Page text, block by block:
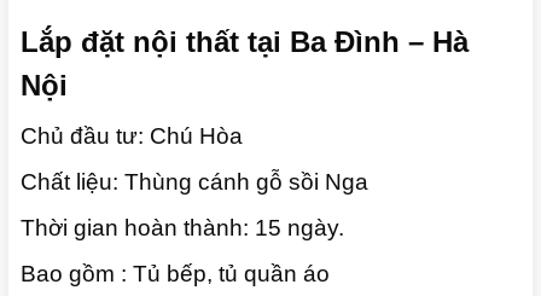
Lắp đặt nội thất tại Ba Đình – Hà
Nội
Chủ đầu tư: Chú Hòa
Chất liệu: Thùng cánh gỗ sồi Nga
Thời gian hoàn thành: 15 ngày.
Bao gồm : Tủ bếp, tủ quần áo